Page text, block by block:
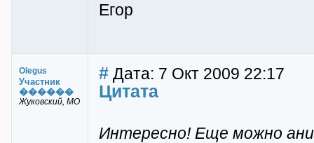
Егор
Olegus
Участник
������
Жуковский, МО
# Дата: 7 Окт 2009 22:17
Цитата
Интересно! Еще можно